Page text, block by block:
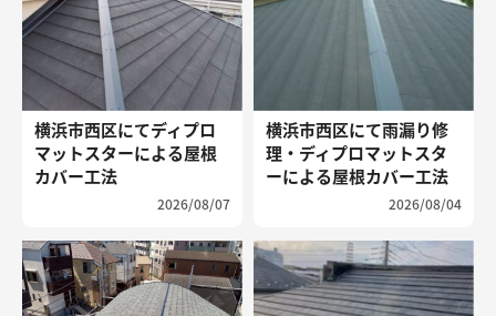
横浜市西区にてディプロ
マットスターによる屋根
カバー工法
2026/08/07
横浜市西区にて雨漏り修
理・ディプロマットスタ
ーによる屋根カバー工法
2026/08/04